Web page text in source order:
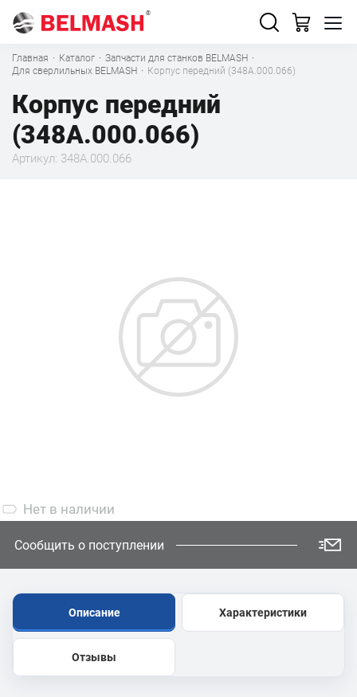
Главная · Каталог · Запчасти для станков BELMASH ·
Для сверлильных BELMASH · Корпус передний (348А.000.066)
Корпус передний
(348А.000.066)
Артикул: 348А.000.066
Нет в наличии
Сообщить о поступлении
Описание Характеристики
Отзывы